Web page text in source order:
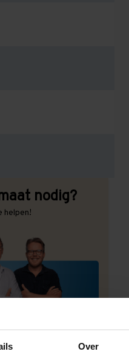
Over
nodig?
helpen!
site staat? Hogere
uitvoeringen? Onze